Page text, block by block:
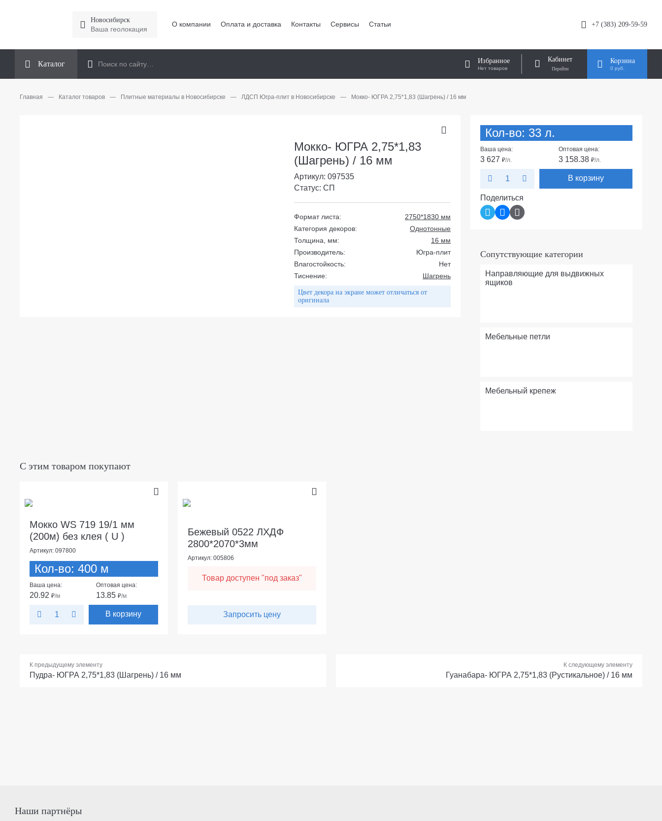
Новосибирск
Ваша геолокация
О компании Оплата и доставка Контакты Сервисы Статьи +7 (383) 209-59-59
Каталог Избранное
Нет товаров
Кабинет Корзина
0 руб.
Главная — Каталог товаров — Плитные материалы в Новосибирске — ЛДСП Югра-плит в Новосибирске — Мокко- ЮГРА 2,75*1,83 (Шагрень) / 16 мм
Кол-во: 33 л.
Ваша цена:
3 627₽/л.
Оптовая цена:
3 158.38₽/л.
В корзину
Поделиться
Сопутствующие категории
Направляющие для выдвижных
ящиков
Мебельные петли
Мебельный крепеж
Мокко- ЮГРА 2,75*1,83
(Шагрень) / 16 мм
Артикул: 097535
Статус: СП
Формат листа:
2750*1830 мм
Категория декоров:
Однотонные
Толщина, мм:
16 мм
Производитель:
Югра-плит
Влагостойкость:
Нет
Тиснение:
Шагрень
Цвет декора на экране может отличаться от
оригинала
С этим товаром покупают
Мокко WS 719 19/1 мм
(200м) без клея ( U )
Артикул: 097800
Кол-во: 400 м
Ваша цена:
20.92 ₽/м
Оптовая цена:
13.85₽/м
В корзину
Бежевый 0522 ЛХДФ
2800*2070*3мм
Артикул: 005806
Товар доступен "под заказ"
Запросить цену
К предыдущему элементу
Пудра- ЮГРА 2,75*1,83 (Шагрень) / 16 мм
К следующему элементу
Гуанабара- ЮГРА 2,75*1,83 (Рустикальное) / 16 мм
Наши партнёры